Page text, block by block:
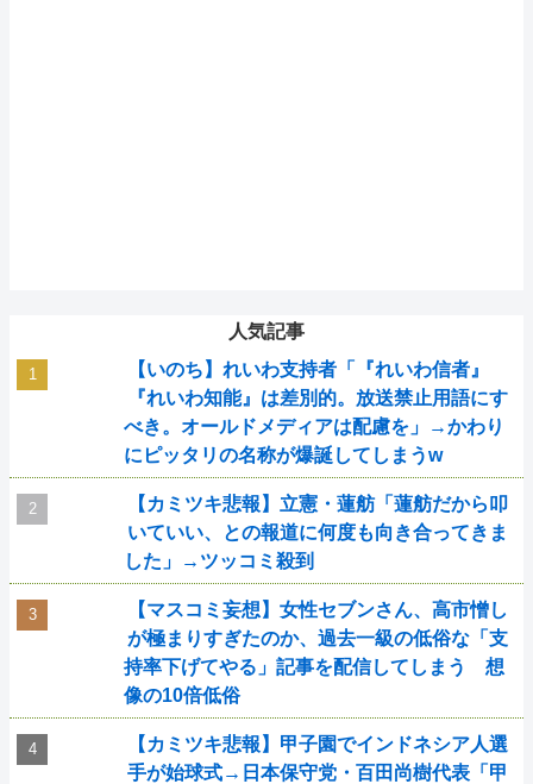
人気記事
【いのち】れいわ支持者「『れいわ信者』
『れいわ知能』は差別的。放送禁止用語にす
べき。オールドメディアは配慮を」→かわり
にピッタリの名称が爆誕してしまうw
【カミツキ悲報】立憲・蓮舫「蓮舫だから叩
いていい、との報道に何度も向き合ってきま
した」→ツッコミ殺到
【マスコミ妄想】女性セブンさん、高市憎し
が極まりすぎたのか、過去一級の低俗な「支
持率下げてやる」記事を配信してしまう 想
像の10倍低俗
【カミツキ悲報】甲子園でインドネシア人選
手が始球式→日本保守党・百田尚樹代表「甲